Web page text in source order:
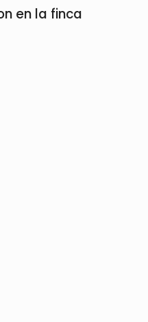
en la finca